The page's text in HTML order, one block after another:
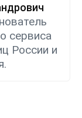
сервиса
России и